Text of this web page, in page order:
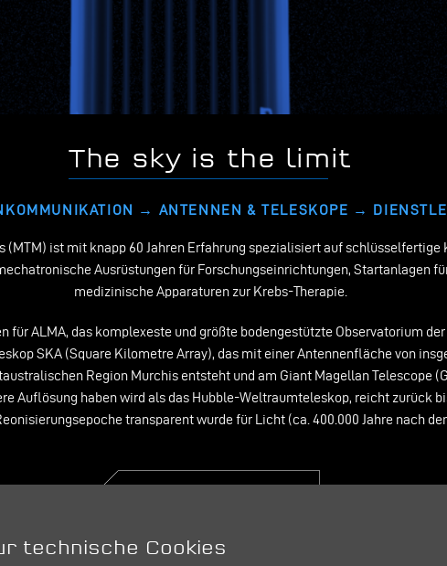
The sky is the limit
→ ANTENNEN & TELESKOPE →
(MTM) ist mit knapp 60 Jahren Erfahrung spezialisiert auf
Ausrüstungen für Forschungseinrichtungen, Startanlagen
medizinische Apparaturen zur Krebs-Therapie.
für ALMA, das komplexeste und größte bodengestützte Observatorium
SKA (Square Kilometre Array), das mit einer Antennenfläche von
Region Murchis entsteht und am Giant Magellan Telescope
Auflösung haben wird als das Hubble-Weltraumteleskop, reicht zurück
transparent wurde für Licht (ca. 400.000 Jahre nach
technische Cookies